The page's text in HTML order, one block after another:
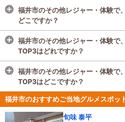
福井市のその他レジャー・体験で
設TOP3は米五 みそ楽 福井ふ
ーキット です。
カップル・夫婦のすべての体験済
計し、多い順にランキング形式に
更新
福井市のその他レジャー・体験で
どこですか？
福井市のその他レジャー・体験で
米五 みそ楽、岩尾醤油醸造元 、
す。
子供がいる家族のすべての体験済
計し、多い順にランキング形式に
更新
福井市のその他レジャー・体験で
TOP3はどれですか？
福井市のその他レジャー・体験で
TOP3は名物「とうふ田楽」と「
づくり体験、 味噌作りワークショ
【ふくのね】海洋プラ・アップサ
す。
1週間ごとに各施設のプランの大
福井市のその他レジャー・体験で
TOP3はどこですか？
福井市のその他レジャー・体験で
TOP3は米五 みそ楽、福井ふる
リン店です。
福井市のおすすめご当地グルメスポッ
旬味 泰平